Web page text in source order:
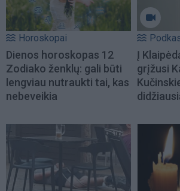
Horoskopai
Dienos horoskopas 12
Zodiako ženklų: gali būti
lengviau nutraukti tai, kas
nebeveikia
Į
grįžusi